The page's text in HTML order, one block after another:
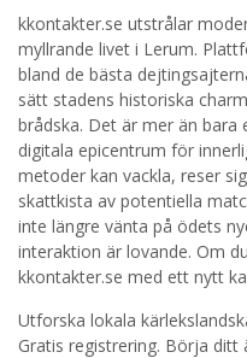
Genom att registrera
Sekretesspolicyn. Jag
reklam via e-post från
tillbaka godkännande
kkontakter.se utstrålar
myllrande livet i Lerum.
bland de bästa
sätt stadens historiska
brådska. Det är mer än
digitala epicentrum för
metoder kan vackla, reser
skattkista av potentiella
inte längre vänta på ödets
interaktion är lovande. Om
kkontakter.se med ett nytt
Utforska lokala
Gratis registrering. Börja ditt